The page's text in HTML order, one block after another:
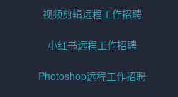
视频剪辑远程工作招聘
小红书远程工作招聘
Photoshop远程工作招聘